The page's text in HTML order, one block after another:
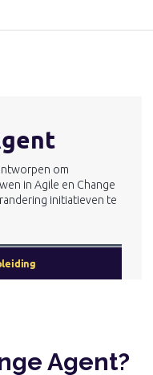
om
in Agile en Change
initiatieven te
Agent?